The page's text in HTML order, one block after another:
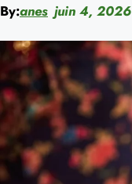
By:anes juin 4, 2026